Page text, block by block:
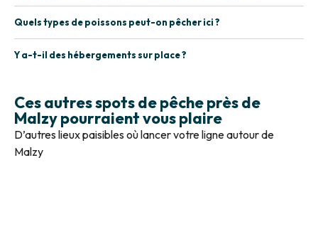
Quels types de poissons peut-on pêcher ici ?
Y a-t-il des hébergements sur place ?
Ces autres spots de pêche près de
Malzy pourraient vous plaire
D’autres lieux paisibles où lancer votre ligne autour de
Malzy